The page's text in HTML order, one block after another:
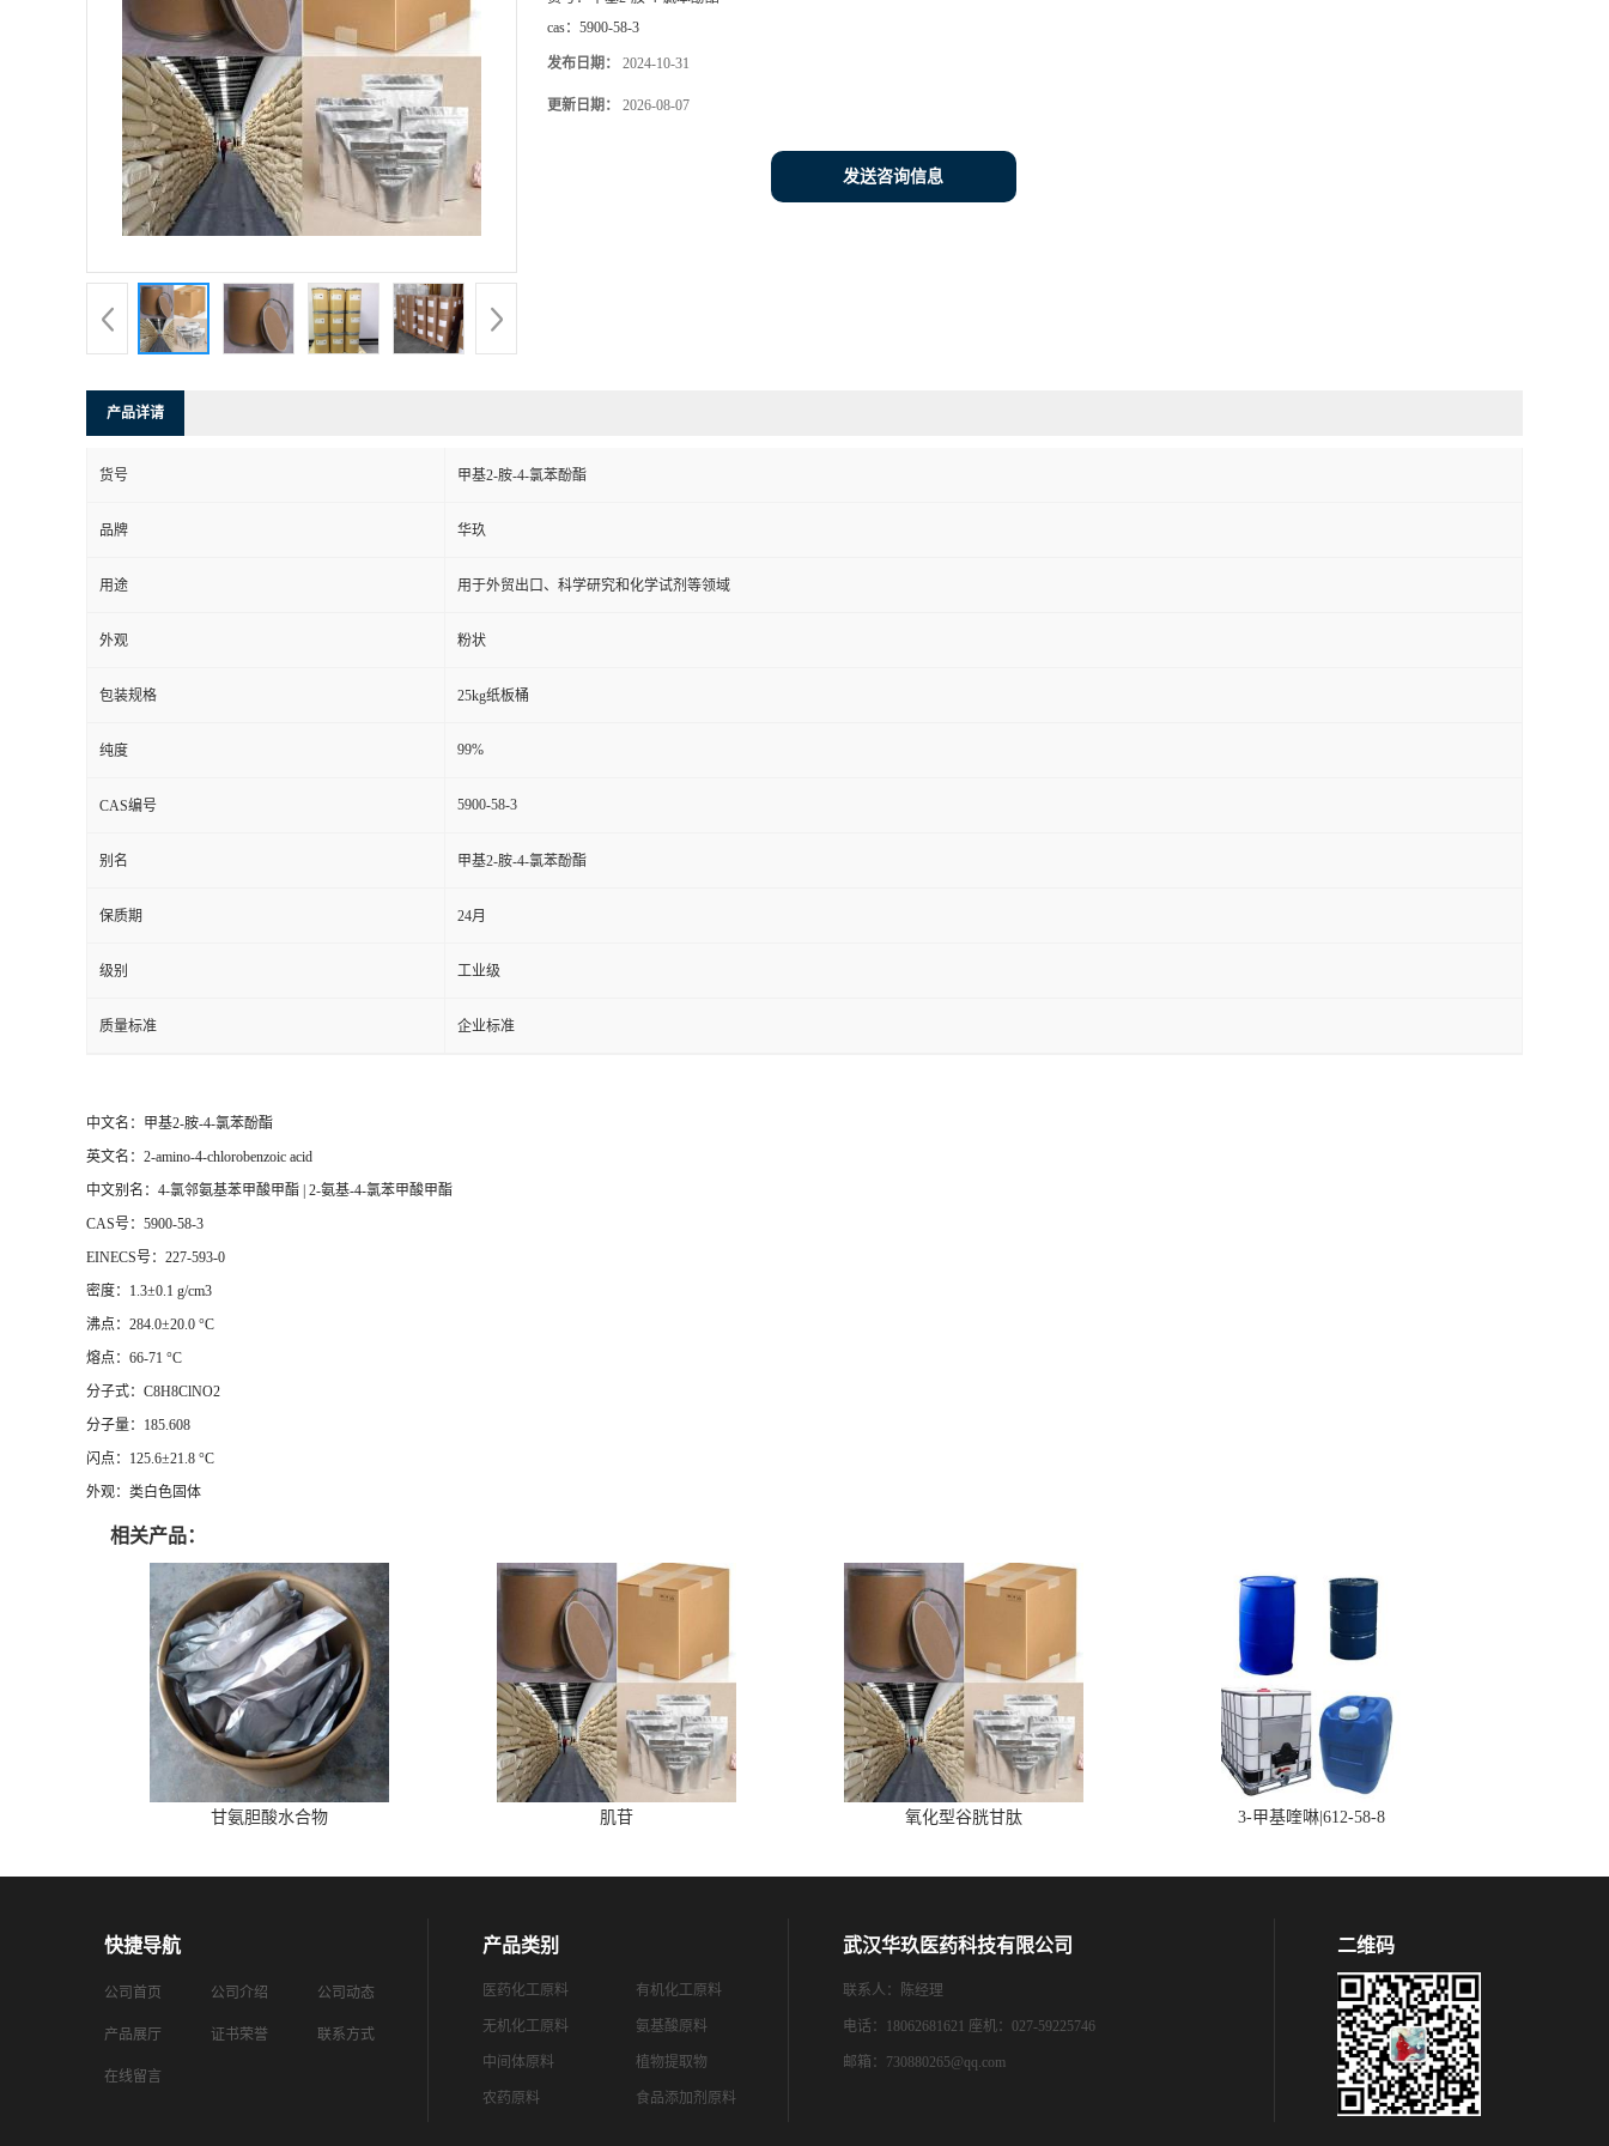
cas： 5900-58-3
发布日期： 2024-10-31
更新日期： 2026-08-07
发送咨询信息
产品详请
货号 甲基2-胺-4-氯苯酚酯
品牌 华玖
用途 用于外贸出口、科学研究和化学试剂等领域
外观 粉状
包装规格 25kg纸板桶
纯度 99%
CAS编号 5900-58-3
别名 甲基2-胺-4-氯苯酚酯
保质期 24月
级别 工业级
质量标准 企业标准
中文名：甲基2-胺-4-氯苯酚酯
英文名：2-amino-4-chlorobenzoic acid
中文别名：4-氯邻氨基苯甲酸甲酯 | 2-氨基-4-氯苯甲酸甲酯
CAS号：5900-58-3
EINECS号：227-593-0
密度：1.3±0.1 g/cm3
沸点：284.0±20.0 °C
熔点：66-71 °C
分子式：C8H8ClNO2
分子量：185.608
闪点：125.6±21.8 °C
外观：类白色固体
相关产品：
甘氨胆酸水合物 肌苷 氧化型谷胱甘肽 3-甲基喹啉|612-58-8
快捷导航
公司首页 公司介绍 公司动态
产品展厅 证书荣誉 联系方式
在线留言
产品类别
医药化工原料 有机化工原料
无机化工原料 氨基酸原料
中间体原料 植物提取物
农药原料 食品添加剂原料
武汉华玖医药科技有限公司
联系人：陈经理
电话：18062681621 座机：027-59225746
邮箱： 730880265@qq.com
二维码